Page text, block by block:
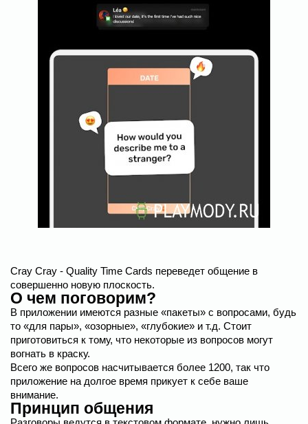
Cray Cray - Quality Time Cards переведет общение в
совершенно новую плоскость.
О чем поговорим?
В приложении имеются разные «пакеты» с вопросами, будь
то «для пары», «озорные», «глубокие» и т.д. Стоит
приготовиться к тому, что некоторые из вопросов могут
вогнать в краску.
Всего же вопросов насчитывается более 1200, так что
приложение на долгое время прикует к себе ваше
внимание.
Принцип общения